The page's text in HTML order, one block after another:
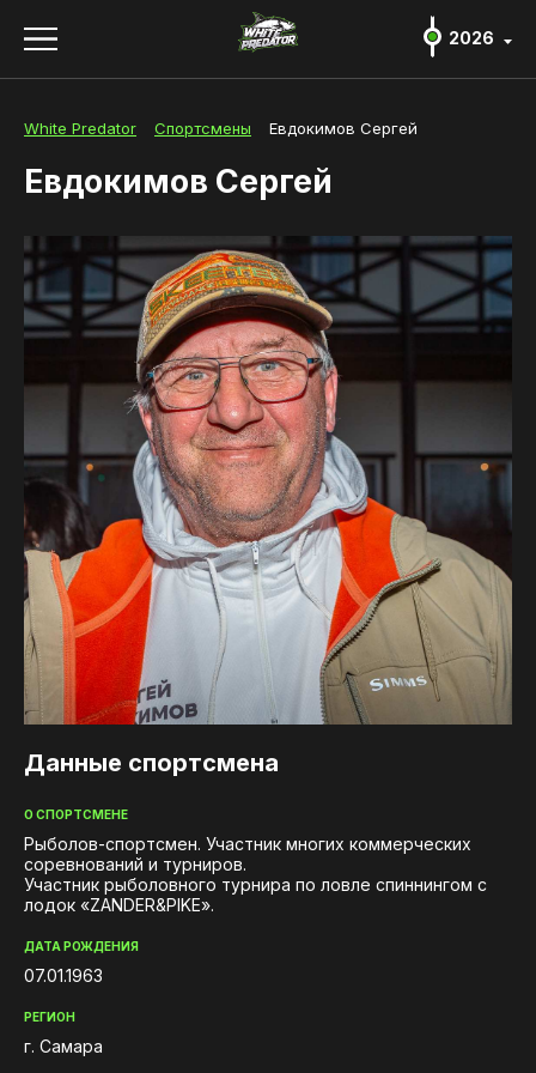
2026
Положение и регламент
О турнире
Спортсмены
Партнеры и спонсоры
Фото и видео
iOS приложение
Логотипы турнира
Турнир Zander&Pike
Контакты
White Predator Спортсмены Евдокимов Сергей
Евдокимов Сергей
Данные спортсмена
О СПОРТСМЕНЕ
Рыболов-спортсмен. Участник многих коммерческих
соревнований и турниров.
Участник рыболовного турнира по ловле спиннингом с
лодок «ZANDER&PIKE».
ДАТА РОЖДЕНИЯ
07.01.1963
РЕГИОН
г. Самара